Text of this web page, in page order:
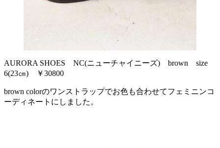
AURORA SHOES NC(ニューチャイニーズ) brown size
6(23㎝) ￥30800
brown colorのワンストラップでお色も合わせてフェミニンコ
ーディネートにしました。